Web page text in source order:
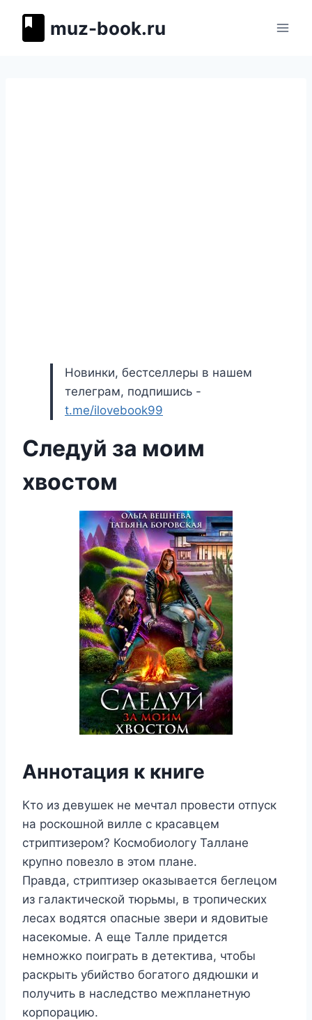
muz-book.ru
Новинки, бестселлеры в нашем
телеграм, подпишись -
t.me/ilovebook99
Следуй за моим
хвостом
Аннотация к книге
Кто из девушек не мечтал провести отпуск
на роскошной вилле с красавцем
стриптизером? Космобиологу Таллане
крупно повезло в этом плане.
Правда, стриптизер оказывается беглецом
из галактической тюрьмы, в тропических
лесах водятся опасные звери и ядовитые
насекомые. А еще Талле придется
немножко поиграть в детектива, чтобы
раскрыть убийство богатого дядюшки и
получить в наследство межпланетную
корпорацию.